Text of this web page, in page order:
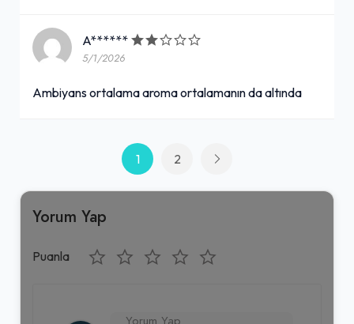
A******
5/1/2026
Ambiyans ortalama aroma ortalamanın da altında
1 2
Yorum Yap
Puanla